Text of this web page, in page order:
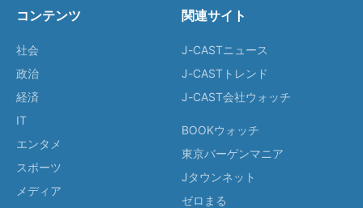
コンテンツ
社会
政治
経済
IT
エンタメ
スポーツ
メディア
関連サイト
J-CASTニュース
J-CASTトレンド
J-CAST会社ウォッチ
BOOKウォッチ
東京バーゲンマニア
Jタウンネット
ゼロまる